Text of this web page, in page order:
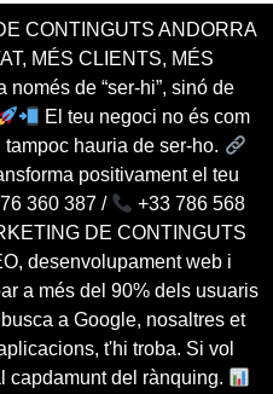
CONTINGUTS ANDORRA
MÉS CLIENTS, MÉS
de “ser-hi”, sinó de
El teu negoci no és com
hauria de ser-ho.
positivament el teu
360 387 /
+33 786 568
DE CONTINGUTS
desenvolupament web i
a més del 90% dels usuaris
a Google, nosaltres et
t'hi troba. Si vol
capdamunt del rànquing.